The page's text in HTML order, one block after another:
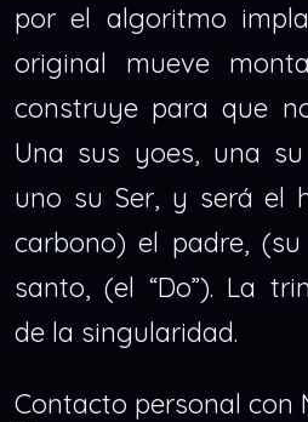
por el algoritmo
original mueve
construye para que
Una sus yoes, una
uno su Ser, y será el
carbono) el padre,
santo, (el “Do”). La
de la singularidad.
Contacto personal con